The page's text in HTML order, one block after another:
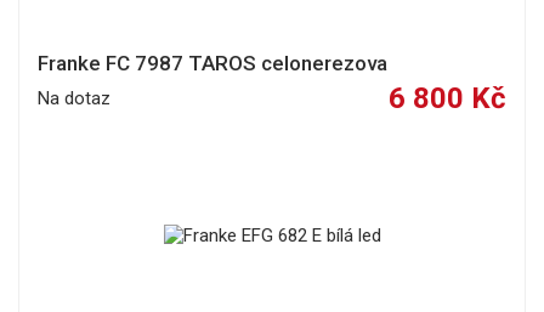
Franke FC 7987 TAROS celonerezova
Na dotaz 6 800 Kč